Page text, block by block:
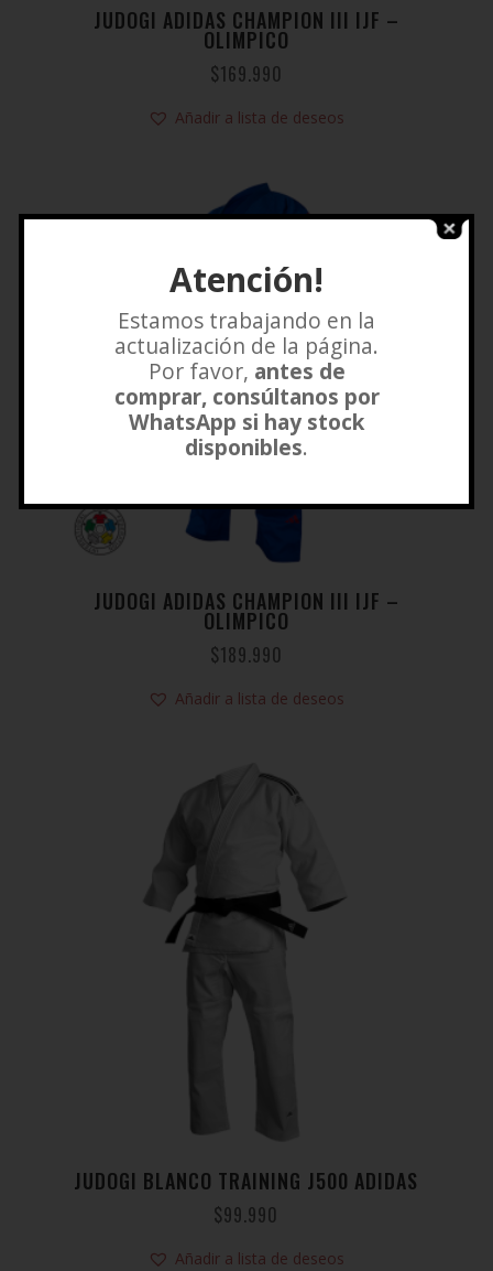
JUDOGI ADIDAS CHAMPION III IJF –
OLIMPICO
$169.990
Añadir a lista de deseos
JUDOGI ADIDAS CHAMPION III IJF –
OLIMPICO
$189.990
Añadir a lista de deseos
JUDOGI BLANCO TRAINING J500 ADIDAS
$99.990
Añadir a lista de deseos
Atención!
Estamos trabajando en la
actualización de la página.
Por favor, antes de
comprar, consúltanos por
WhatsApp si hay stock
disponibles.